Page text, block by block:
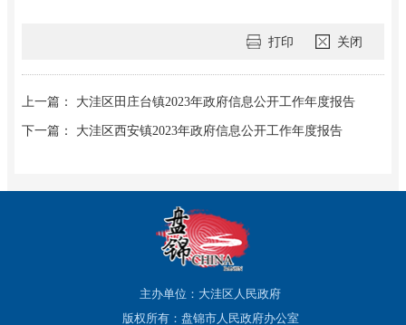
打印 关闭
上一篇： 大洼区田庄台镇2023年政府信息公开工作年度报告
下一篇： 大洼区西安镇2023年政府信息公开工作年度报告
主办单位：大洼区人民政府
版权所有：盘锦市人民政府办公室